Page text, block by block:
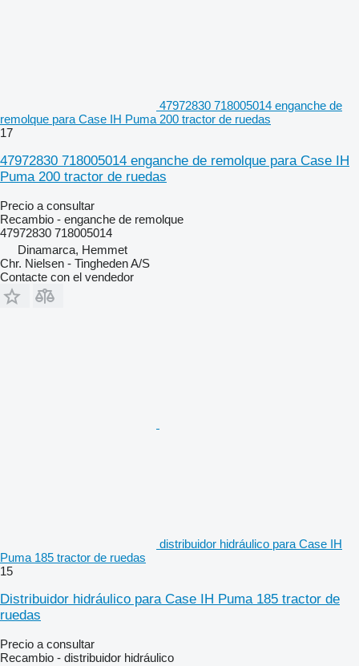
47972830 718005014 enganche de
remolque para Case IH Puma 200 tractor de ruedas
17
47972830 718005014 enganche de remolque para Case IH
Puma 200 tractor de ruedas
Precio a consultar
Recambio - enganche de remolque
47972830 718005014
Dinamarca, Hemmet
Chr. Nielsen - Tingheden A/S
Contacte con el vendedor
distribuidor hidráulico para Case IH
Puma 185 tractor de ruedas
15
Distribuidor hidráulico para Case IH Puma 185 tractor de
ruedas
Precio a consultar
Recambio - distribuidor hidráulico